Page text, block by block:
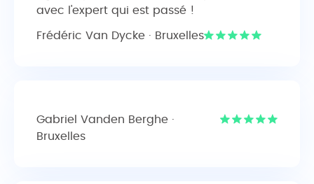
avec l'expert qui est passé !
Frédéric Van Dycke · Bruxelles
Gabriel Vanden Berghe ·
Bruxelles